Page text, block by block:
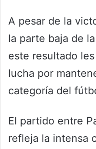
A pesar de la
la parte baja de
este resultado
lucha por
categoría del
El partido entre
refleja la intensa